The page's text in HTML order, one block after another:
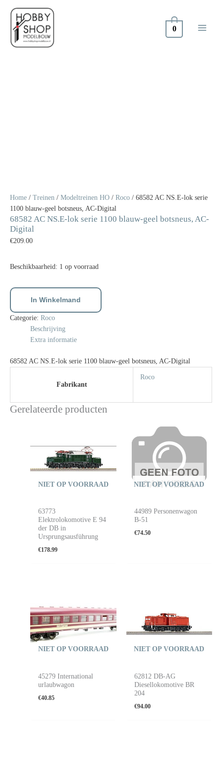
naar
inhoud
0
Home / Treinen / Modeltreinen HO / Roco / 68582 AC NS.E-lok serie
1100 blauw-geel botsneus, AC-Digital
68582 AC NS.E-lok serie 1100 blauw-geel botsneus, AC-
Digital
€209.00
Beschikbaarheid: 1 op voorraad
Digital
aantal
In Winkelmand
Categorie: Roco
Beschrijving
Extra informatie
68582 AC NS.E-lok serie 1100 blauw-geel botsneus, AC-Digital
Fabrikant
Roco
Gerelateerde producten
NIET OP VOORRAAD
63773
Elektrolokomotive E 94
der DB in
Ursprungsausführung
€178.99
NIET OP VOORRAAD
44989 Personenwagon
B-51
€74.50
NIET OP VOORRAAD
45279 International
urlaubwagon
€40.85
NIET OP VOORRAAD
62812 DB-AG
Diesellokomotive BR
204
€94.00